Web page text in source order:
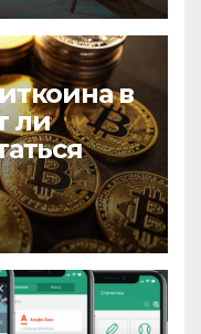
в
ли